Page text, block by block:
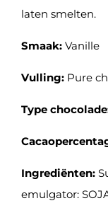
laten smelten.
Smaak: Vanille
Vulling: Pure
Type
Ingrediënten:
emulgator: